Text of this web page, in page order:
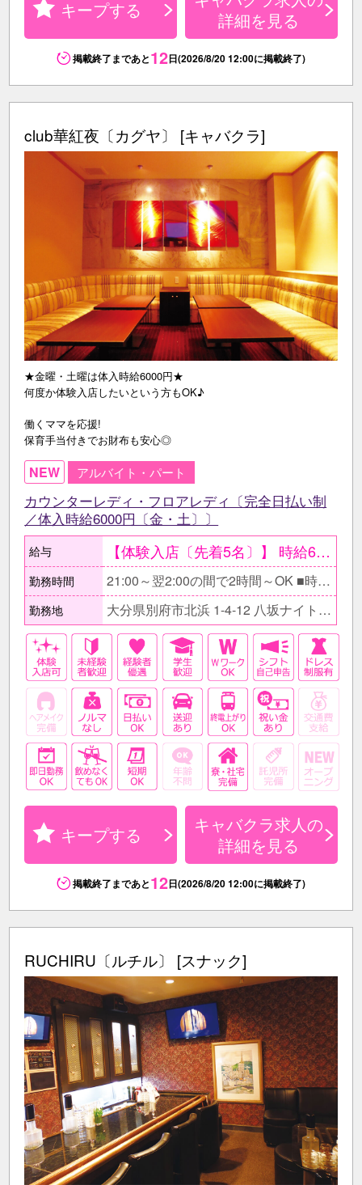
キープする
詳細を見る
掲載終了まであと12日(2026/8/20 12:00に掲載終了)
club華紅夜〔カグヤ〕 [キャバクラ]
★金曜・土曜は体入時給6000円★
何度か体験入店したいという方もOK♪
働くママを応援!
保育手当付きでお財布も安心◎
NEW アルバイト・パート
カウンターレディ・フロアレディ〔完全日払い制
／体入時給6000円〔金・土〕〕
給与 【体験入店〔先着5名〕】 時給6000円〔金曜・土曜〕 時給5000円〔平日〕 ●最低保証日給2万円。 ○体験入店は複数回OK。 ●当日全額現金支給。 【在籍後】 時給2500円以上＋各種高額バック有 〇同伴･指名バック100％、 ドリンク・ボトルキープバック30% 【月収例】 ≪しっかり稼ぎたい主婦≫ 時給2500円×1日3h×週3日 =月収9万円+各種高額バック! ≪週末だけ働く学生≫ 時給2500円×1日4h×週2日 ＝月収8万円＋各種高額バック！
勤務時間 21:00～翌2:00の間で2時間～OK ■時間帯はお気軽にご相談下さい。 □自分の生活スタイルを優先できるので気軽に働けますよ♪ ■フルタイムでガッツリ稼ぎたい方もお待ちしています！
勤務地 大分県別府市北浜 1-4-12 八坂ナイトタウンビル1F
キープする
キャバクラ求人の
詳細を見る
掲載終了まであと12日(2026/8/20 12:00に掲載終了)
RUCHIRU〔ルチル〕 [スナック]